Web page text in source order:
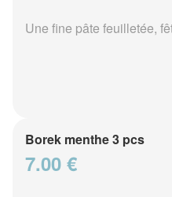
Une fine pâte feuilletée,
Borek menthe 3 pcs
7.00 €